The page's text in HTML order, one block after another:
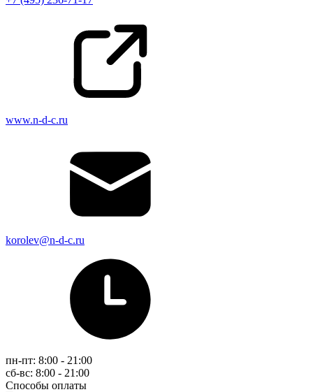
www.n-d-c.ru
korolev@n-d-c.ru
пн-пт: 8:00 - 21:00
сб-вс: 8:00 - 21:00
Способы оплаты